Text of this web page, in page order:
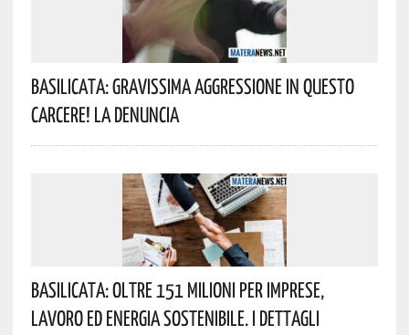
Basilicata: Gravissima Aggressione In Questo
Carcere! La Denuncia
Basilicata: Oltre 151 Milioni Per Imprese,
Lavoro Ed Energia Sostenibile. I Dettagli